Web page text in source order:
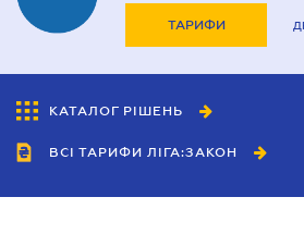
ТАРИФИ
КАТАЛОГ РІШЕНЬ
ВСІ ТАРИФИ ЛІГА:ЗАКОН